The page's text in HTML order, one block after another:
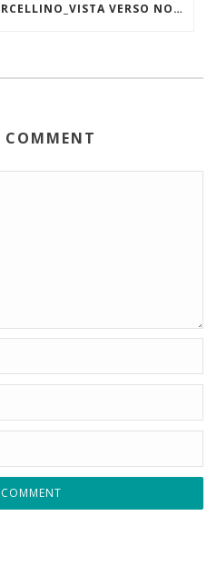
PIANI DEI RESINELLI_ FORCELLINO_VISTA VERSO NORD
COMMENT